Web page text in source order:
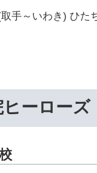
手～いわき) ひた
ーローズ